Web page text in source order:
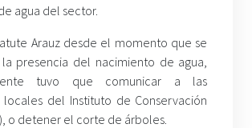
agua del sector.
Arauz desde el momento que se
presencia del nacimiento de agua,
tuvo que comunicar a las
locales del Instituto de Conservación
o detener el corte de árboles.